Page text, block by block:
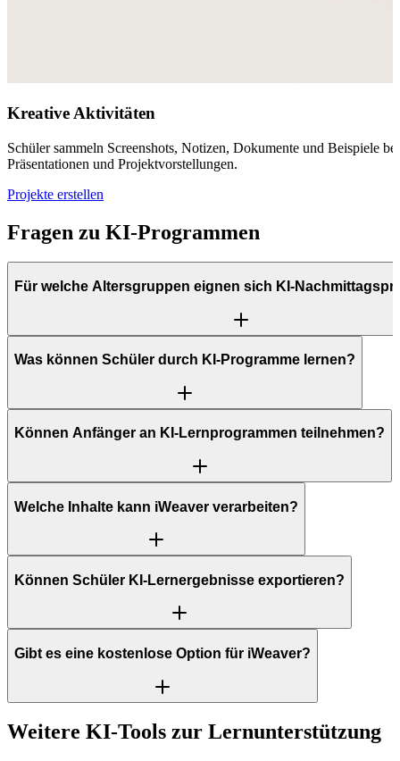
Kreative Aktivitäten
Schüler sammeln Screenshots, Notizen, Dokumente und Beispiele
Präsentationen und Projektvorstellungen.
Projekte erstellen
Fragen zu KI-Programmen
Für welche Altersgruppen eignen sich KI-
Was können Schüler durch KI-Programme lernen?
Können Anfänger an KI-Lernprogrammen teilnehmen?
Welche Inhalte kann iWeaver verarbeiten?
Können Schüler KI-Lernergebnisse exportieren?
Gibt es eine kostenlose Option für iWeaver?
Weitere KI-Tools zur Lernunterstützung